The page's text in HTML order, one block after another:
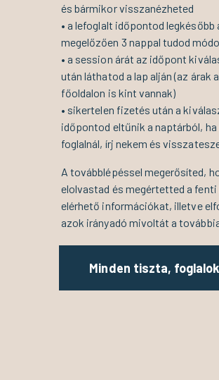
és bármikor visszanézheted
• a lefoglalt időpontod legkésőbb
megelőzően 3 nappal tudod
• a session árát az időpont
után láthatod a lap alján (az árak a
főoldalon is kint vannak)
• sikertelen fizetés után a
időpontod eltűnik a naptárból, ha
foglalnál, írj nekem és
A továbblépéssel megerősíted,
elolvastad és megértetted a fenti
elérhető információkat, illetve
azok irányadó mivoltát a
Minden tiszta,